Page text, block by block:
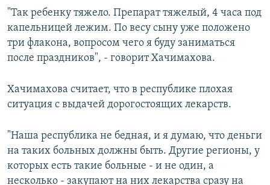
"Так ребенку тяжело. Препарат тяжелый, 4 часа под
капельницей лежим. По весу сыну уже положено
три флакона, вопросом чего я буду заниматься
после праздников", - говорит Хачимахова.
Хачимахова считает, что в республике плохая
ситуация с выдачей дорогостоящих лекарств.
"Наша республика не бедная, и я думаю, что деньги
на таких больных должны быть. Другие регионы, у
которых есть такие больные - и не один, а
несколько - закупают на них лекарства сразу на